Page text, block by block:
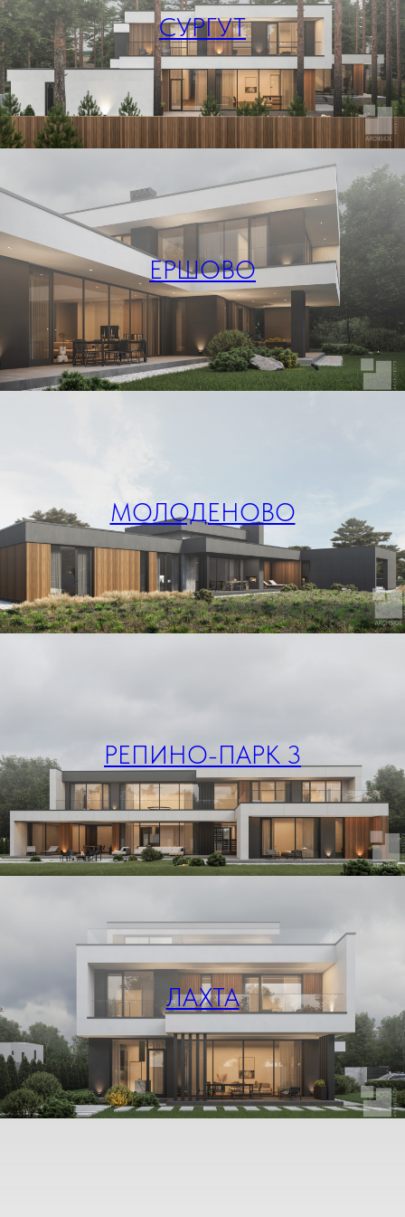
СУРГУТ
ЕРШОВО
МОЛОДЕНОВО
РЕПИНО-ПАРК 3
ЛАХТА